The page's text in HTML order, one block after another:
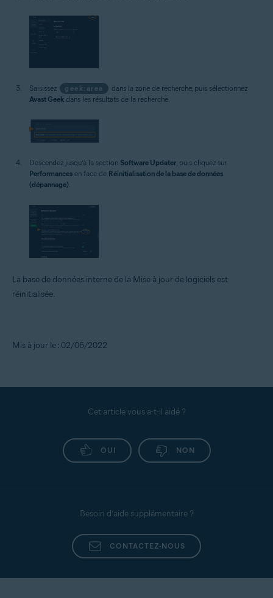
Saisissez geek:area
dans la zone de recherche, puis sélectionnez
Avast Geek dans les résultats de la recherche.
Descendez jusqu’à la section Software Updater , puis cliquez sur
Performances en face de Réinitialisation de la base de données
(dépannage)
La base de données interne de la Mise à jour de logiciels est
réinitialisée.
Mis à jour le : 02/06/2022
Cet article vous a-t-il aidé ?
OUI NON
Besoin d’aide supplémentaire ?
CONTACTEZ-NOUS